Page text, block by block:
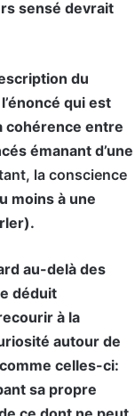
sensé devrait
du
qui est
cohérence entre
émanant d’une
la conscience
moins à une
au-delà des
déduit
à la
autour de
celles-ci:
sa propre